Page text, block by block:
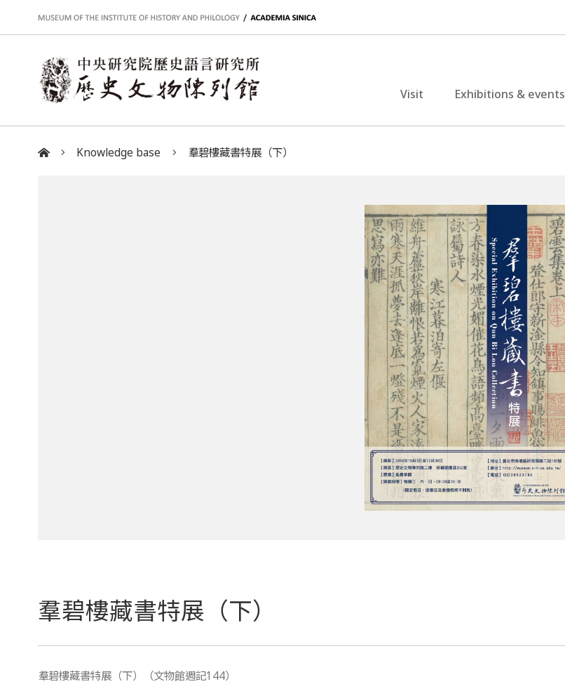
:::
Visit Exhibitions & events
Knowledge base 羣碧樓藏書特展（下）
羣碧樓藏書特展（下）
羣碧樓藏書特展（下）（文物館週記144）